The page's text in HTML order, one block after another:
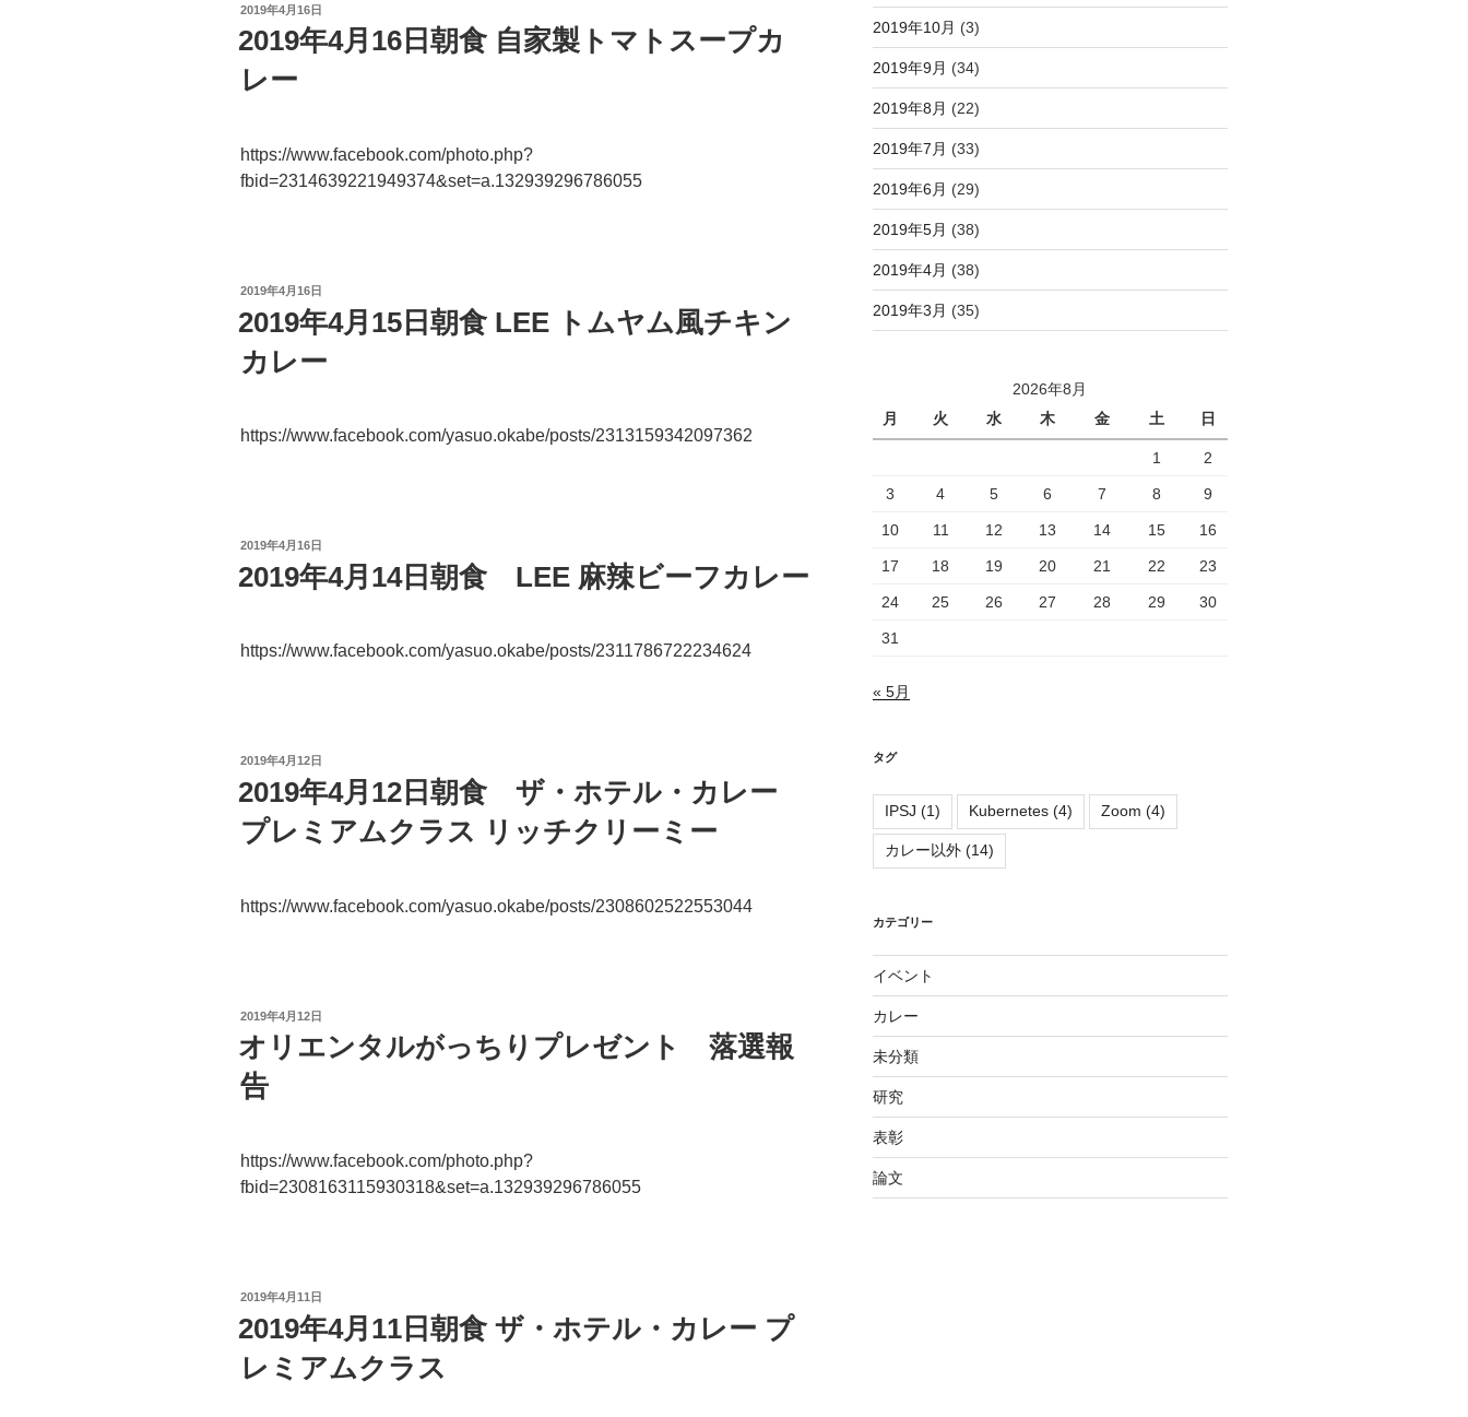
投
日:
2019年4月16日
2019年4月16日朝食 自家製トマトスープカ
レー
https://www.facebook.com/photo.php?
fbid=2314639221949374&set=a.132939296786055
投
日:
2019年4月16日
2019年4月15日朝食 LEE トムヤム風チキン
カレー
https://www.facebook.com/yasuo.okabe/posts/2313159342097362
投
日:
2019年4月16日
2019年4月14日朝食 LEE 麻辣ビーフカレー
https://www.facebook.com/yasuo.okabe/posts/2311786722234624
投
日:
2019年4月12日
2019年4月12日朝食 ザ・ホテル・カレー
プレミアムクラス リッチクリーミー
https://www.facebook.com/yasuo.okabe/posts/2308602522553044
投
日:
2019年4月12日
オリエンタルがっちりプレゼント 落選報
告
https://www.facebook.com/photo.php?
fbid=2308163115930318&set=a.132939296786055
投
日:
2019年4月11日
2019年4月11日朝食 ザ・ホテル・カレー プ
レミアムクラス
2019年10月 (3)
2019年9月 (34)
2019年8月 (22)
2019年7月 (33)
2019年6月 (29)
2019年5月 (38)
2019年4月 (38)
2019年3月 (35)
2026年8月
月
火 水 木 金 土 日
1 2
3 4 5 6 7 8 9
10 11 12 13 14 15 16
17 18 19 20 21 22 23
24 25 26 27 28 29 30
31
« 5月
タグ
IPSJ (1) Kubernetes(4) Zoom (4)
カレー以外(14)
カテゴリー
イベント
カレー
未分類
研究
表彰
論文